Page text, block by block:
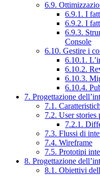
6.9.
6.9.1. I
6.9.2. I
6.9.3.
Console
6.10. Gestire i
6.10.1.
6.10.2.
6.10.3.
6.10.4.
7. Progettazione
7.1.
7.2. User stories
7.2.1.
7.3. Flussi di
7.4. Wireframe
7.5. Prototipi
8. Progettazione
8.1. Obiettivi